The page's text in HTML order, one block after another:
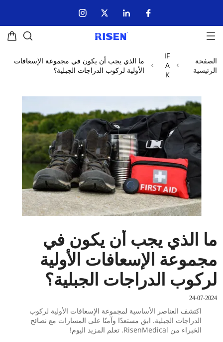
الصفحة
الرئيسية
IF
A
K
ما الذي يجب أن يكون في مجموعة الإسعافات
الأولية لركوب الدراجات الجبلية؟
ما الذي يجب أن يكون في
مجموعة الإسعافات الأولية
لركوب الدراجات الجبلية؟
24-07-2024
اكتشف العناصر الأساسية لمجموعة الإسعافات الأولية لركوب
الدراجات الجبلية. ابق مستعدًا وآمنًا على المسارات مع نصائح
الخبراء من RisenMedical. تعلم المزيد اليوم!